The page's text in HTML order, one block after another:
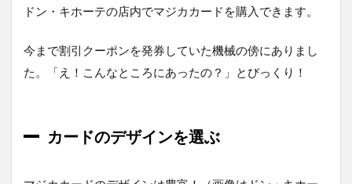
3.6
ード
登録
カア
プリ
ドン・キホーテの店内でマジカカードを購入できます。
今まで割引クーポンを発券していた機械の傍にありまし
た。「え！こんなところにあったの？」とびっくり！
カードのデザインを選ぶ